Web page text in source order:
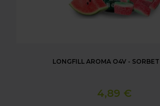
LONGFILL AROMA O4V - SORBET
4,89 €